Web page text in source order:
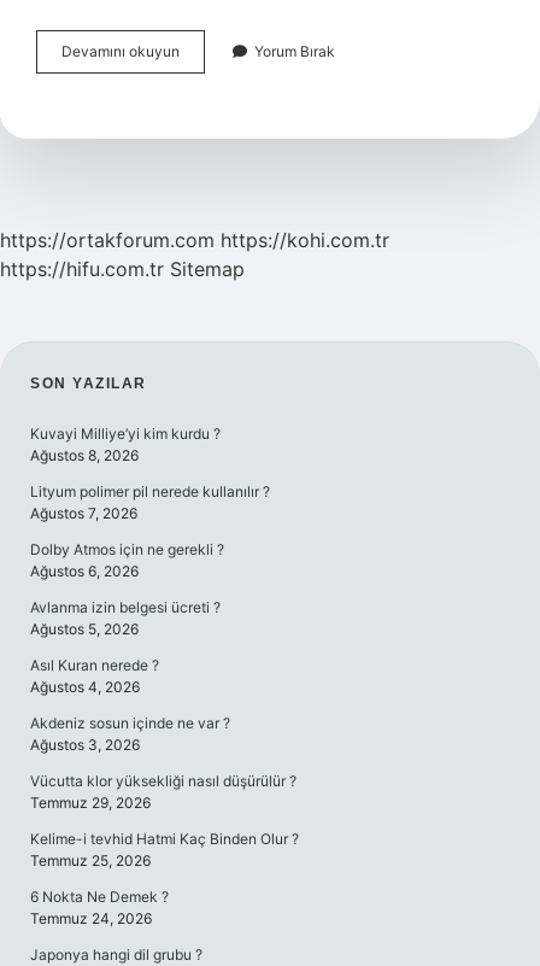
Devamını okuyun
Akkuyu
Kaç
Yorum Bırak
https://ortakforum.com https://kohi.com.tr
https://hifu.com.tr Sitemap
SIDEBAR
SON YAZILAR
Kuvayi Milliye’yi kim kurdu ?
Ağustos 8, 2026
Lityum polimer pil nerede kullanılır ?
Ağustos 7, 2026
Dolby Atmos için ne gerekli ?
Ağustos 6, 2026
Avlanma izin belgesi ücreti ?
Ağustos 5, 2026
Asıl Kuran nerede ?
Ağustos 4, 2026
Akdeniz sosun içinde ne var ?
Ağustos 3, 2026
Vücutta klor yüksekliği nasıl düşürülür ?
Temmuz 29, 2026
Kelime-i tevhid Hatmi Kaç Binden Olur ?
Temmuz 25, 2026
6 Nokta Ne Demek ?
Temmuz 24, 2026
Japonya hangi dil grubu ?